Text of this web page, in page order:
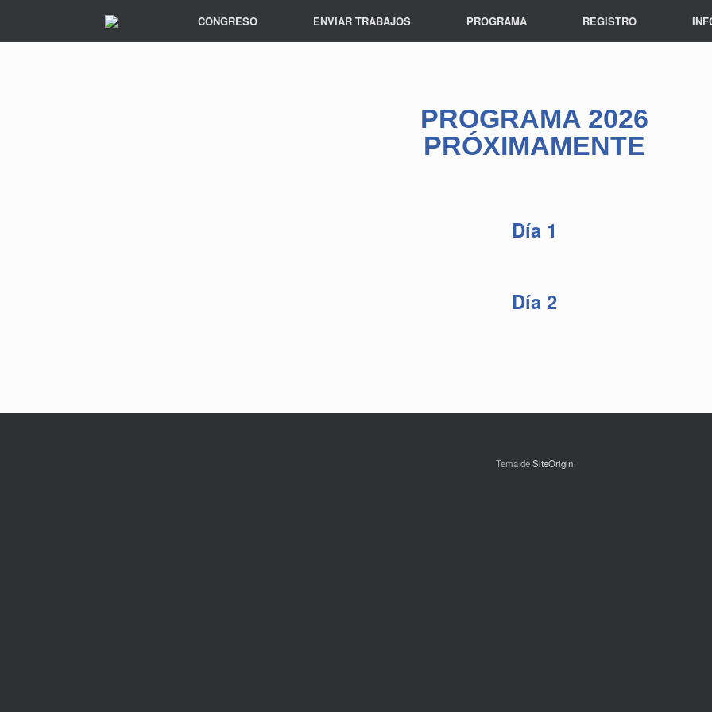
CONGRESO ENVIAR TRABAJOS PROGRAMA REGISTRO
PROGRAMA 2026
PRÓXIMAMENTE
Día 1
Día 2
Tema deSiteOrigin